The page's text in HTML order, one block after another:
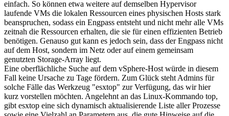
einfach. So können etwa weitere auf demselben Hypervisor
laufende VMs die lokalen Ressourcen eines physischen Hosts stark
beanspruchen, sodass ein Engpass entsteht und nicht mehr alle VMs
zeitnah die Ressourcen erhalten, die sie für einen effizienten Betrieb
benötigen. Genauso gut kann es jedoch sein, dass der Engpass nicht
auf dem Host, sondern im Netz oder auf einem gemeinsam
genutzten Storage-Array liegt.
Eine oberflächliche Suche auf dem vSphere-Host würde in diesem
Fall keine Ursache zu Tage fördern. Zum Glück steht Admins für
solche Fälle das Werkzeug "esxtop" zur Verfügung, das wir hier
kurz vorstellen möchten. Angelehnt an das Linux-Kommando top,
gibt esxtop eine sich dynamisch aktualisierende Liste aller Prozesse